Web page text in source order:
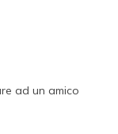
ad un amico